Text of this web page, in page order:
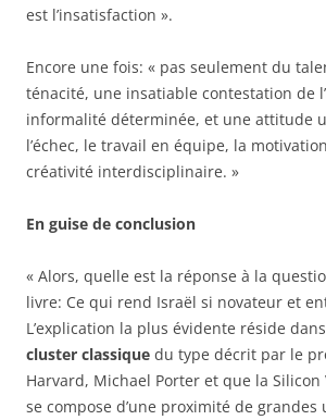
est l’insatisfaction ».
Encore une fois: « pas seulement du
ténacité, une insatiable contestation de
informalité déterminée, et une attitude
l’échec, le travail en équipe, la
créativité interdisciplinaire. »
En guise de conclusion
« Alors, quelle est la réponse à la
livre: Ce qui rend Israël si novateur et
L’explication la plus évidente réside
cluster classique du type décrit par le
Harvard, Michael Porter et que la Silicon
se compose d’une proximité de grandes